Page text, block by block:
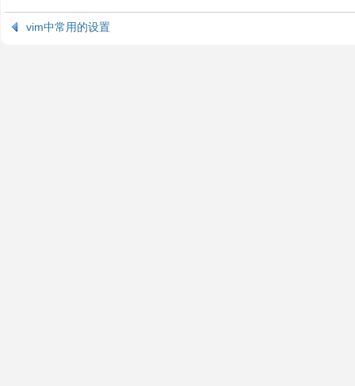
vim中常用的设置